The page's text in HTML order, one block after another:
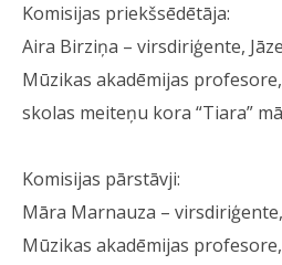
Komisijas priekšsēdētāja:
Aira Birziņa – virsdiriģente,
Mūzikas akadēmijas
skolas meiteņu kora “Tiara”
Komisijas pārstāvji:
Māra Marnauza –
Mūzikas akadēmijas